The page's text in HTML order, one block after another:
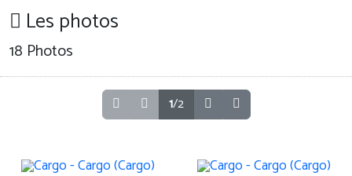
Les photos
18 Photos
1/2